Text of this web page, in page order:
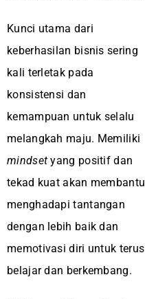
Kunci utama dari
keberhasilan bisnis sering
kali terletak pada
konsistensi dan
kemampuan untuk selalu
melangkah maju. Memiliki
mindset yang positif dan
tekad kuat akan membantu
menghadapi tantangan
dengan lebih baik dan
memotivasi diri untuk terus
belajar dan berkembang.